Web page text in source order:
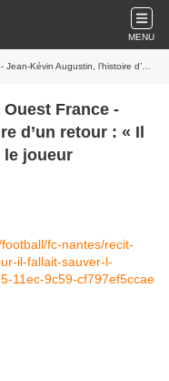
MENU
retour : « Il fallait sauver l’homme, avant le joueur
France -
d’un retour : « Il
le joueur
fc-nantes/recit-
il-fallait-sauver-l-
11ec-9c59-cf797ef5ccae